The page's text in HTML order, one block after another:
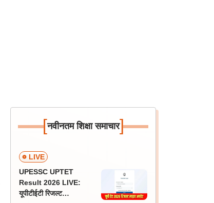
[नवीनतम शिक्षा समाचार]
LIVE
UPESSC UPTET
Result 2026 LIVE:
यूपीटीईटी रिजल्ट